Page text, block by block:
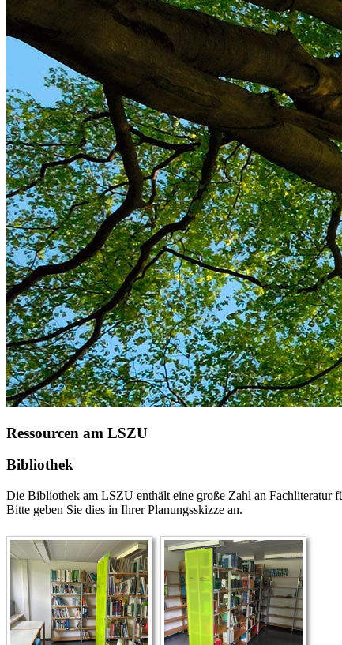
Ressourcen am LSZU
Bibliothek
Die Bibliothek am LSZU enthält eine große Zahl an Fachliteratur
Bitte geben Sie dies in Ihrer Planungsskizze an.